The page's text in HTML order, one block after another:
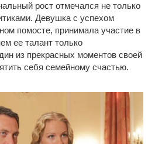
рост отмечался не только
Девушка с успехом
помосте, принимала участие в
ее талант только
из прекрасных моментов своей
себя семейному счастью.